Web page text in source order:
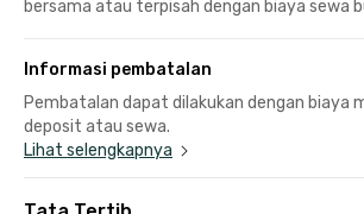
bersama atau terpisah dengan biaya sewa
Informasi pembatalan
Pembatalan dapat dilakukan dengan biaya
deposit atau sewa.
Lihat selengkapnya